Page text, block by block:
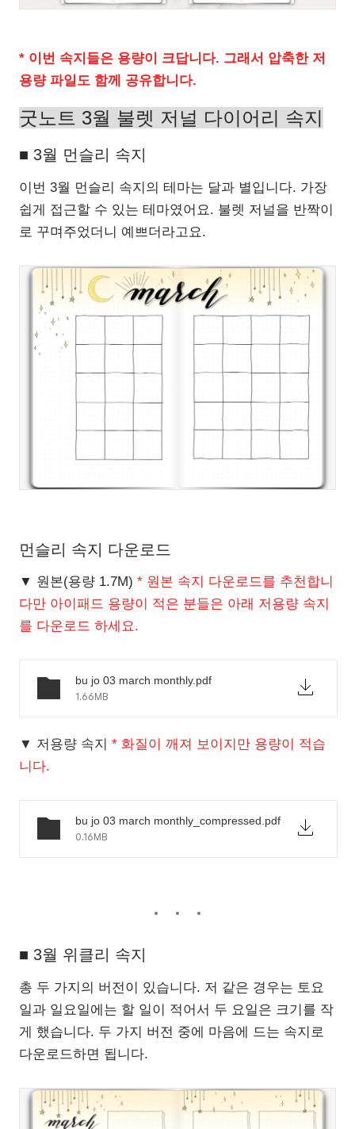
* 이번 속지들은 용량이 크답니다. 그래서 압축한 저
용량 파일도 함께 공유합니다.
굿노트 3월 불렛 저널 다이어리 속지
■ 3월 먼슬리 속지
이번 3월 먼슬리 속지의 테마는 달과 별입니다. 가장
쉽게 접근할 수 있는 테마였어요. 불렛 저널을 반짝이
로 꾸며주었더니 예쁘더라고요.
먼슬리 속지 다운로드
▼ 원본(용량 1.7M) * 원본 속지 다운로드를 추천합니
다만 아이패드 용량이 적은 분들은 아래 저용량 속지
를 다운로드 하세요.
bu jo 03 march monthly.pdf
1.66MB
▼ 저용량 속지 * 화질이 깨져 보이지만 용량이 적습
니다.
bu jo 03 march monthly_compressed.pdf
0.16MB
■ 3월 위클리 속지
총 두 가지의 버전이 있습니다. 저 같은 경우는 토요
일과 일요일에는 할 일이 적어서 두 요일은 크기를 작
게 했습니다. 두 가지 버전 중에 마음에 드는 속지로
다운로드하면 됩니다.